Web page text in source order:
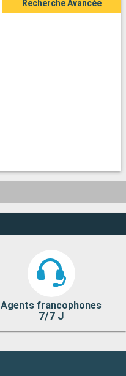
Recherche Avancée
Agents francophones
7/7 J